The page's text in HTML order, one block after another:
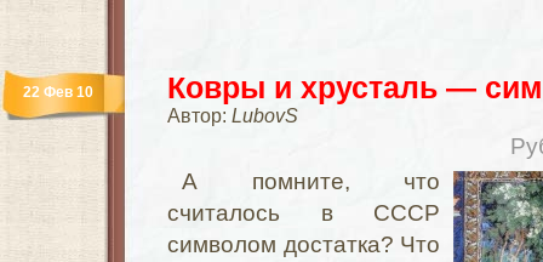
Ковры и хрусталь —
Автор: LubovS
22 Фев 10
А помните, что
считалось в СССР
символом достатка? Что